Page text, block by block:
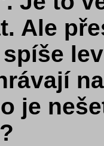
Ale
je